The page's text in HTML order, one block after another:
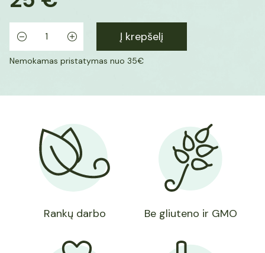
produkto
kiekis:
rinkinys
Radau
4x220
Į krepšelį
Nemokamas pristatymas nuo 35€
Rankų darbo Be gliuteno ir GMO